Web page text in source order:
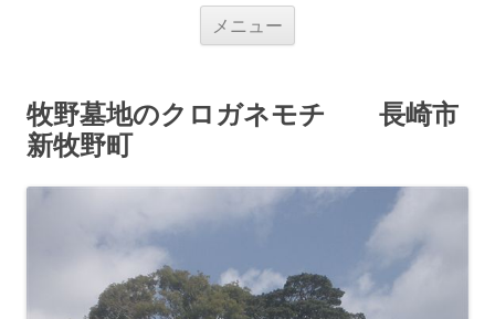
メニュー
ス
キ
牧野墓地のクロガネモチ 長崎市
新牧野町